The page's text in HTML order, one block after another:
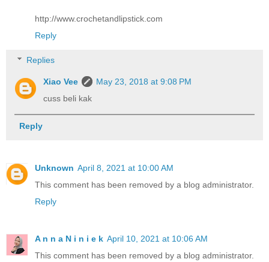
http://www.crochetandlipstick.com
Reply
Replies
Xiao Vee
May 23, 2018 at 9:08 PM
cuss beli kak
Reply
Unknown April 8, 2021 at 10:00 AM
This comment has been removed by a blog administrator.
Reply
A n n a N i n i e k April 10, 2021 at 10:06 AM
This comment has been removed by a blog administrator.